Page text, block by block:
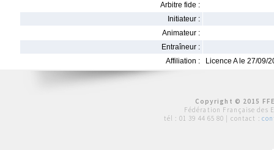
Arbitre fide :
Initiateur :
Animateur :
Entraîneur :
Affiliation :
Licence A le 27/09/
Copyright © 2015
Fédération Française des
tél : 01 39 44 65 80 | contact :